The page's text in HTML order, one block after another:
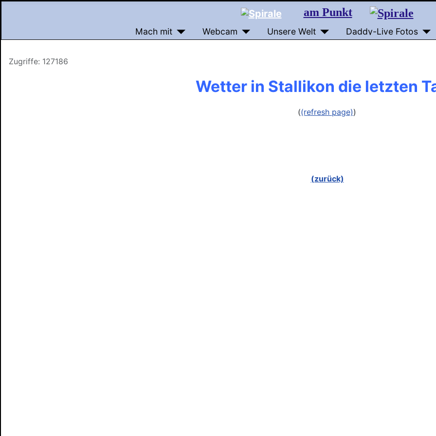
am Punkt
Mach mit Webcam Unsere Welt Daddy-Live Fotos
Zugriffe: 127186
Wetter in Stallikon die letzten
((refresh page))
(zurück)